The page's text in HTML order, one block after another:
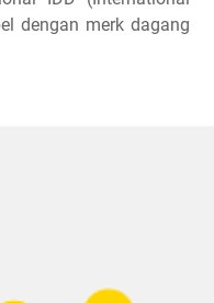
dengan merk dagang